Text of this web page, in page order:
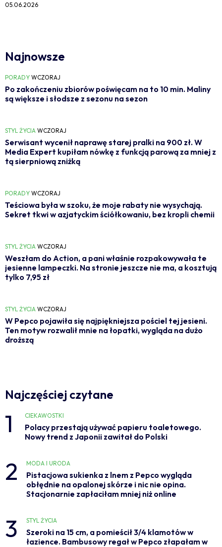
05.06.2026
Najnowsze
PORADY WCZORAJ
Po zakończeniu zbiorów poświęcam na to 10 min. Maliny
są większe i słodsze z sezonu na sezon
STYL ŻYCIA WCZORAJ
Serwisant wycenił naprawę starej pralki na 900 zł. W
Media Expert kupiłam nówkę z funkcją parową za mniej z
tą sierpniową zniżką
PORADY WCZORAJ
Teściowa była w szoku, że moje rabaty nie wysychają.
Sekret tkwi w azjatyckim ściółkowaniu, bez kropli chemii
STYL ŻYCIA WCZORAJ
Weszłam do Action, a pani właśnie rozpakowywała te
jesienne lampeczki. Na stronie jeszcze nie ma, a kosztują
tylko 7,95 zł
STYL ŻYCIA WCZORAJ
W Pepco pojawiła się najpiękniejsza pościel tej jesieni.
Ten motyw rozwalił mnie na łopatki, wygląda na dużo
droższą
Najczęściej czytane
1 CIEKAWOSTKI
Polacy przestają używać papieru toaletowego.
Nowy trend z Japonii zawitał do Polski
2 MODA I URODA
Pistacjowa sukienka z lnem z Pepco wygląda
obłędnie na opalonej skórze i nic nie opina.
Stacjonarnie zapłaciłam mniej niż online
3 STYL ŻYCIA
Szeroki na 15 cm, a pomieścił 3/4 klamotów w
łazience. Bambusowy regał w Pepco złapałam w